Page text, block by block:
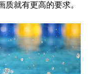
质就有更高的要求。